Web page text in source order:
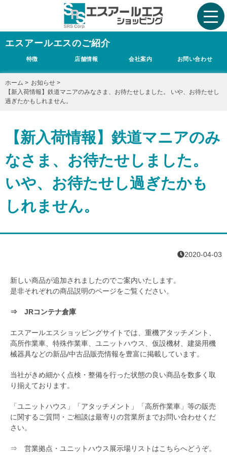
エスアールエスのご紹介
特徴 店舗情報 会社案内 お問い合わせ
ホーム > お知らせ >
【新入荷情報】鉄道マニアのみなさま、お待たせしました。 いや、お待たせし
過ぎたかもしれません。
【新入荷情報】鉄道マニアのみ
なさま、お待たせしました。
いや、お待たせし過ぎたかも
しれません。
2020-04-03
新しい商品が追加されましたのでご案内いたします。
是非それぞれの商品説明のページをご覧ください。
⇒ JRコンテナ倉庫
エスアールエスショッピングサイトでは、重機アタッチメント、
高所作業車、特殊作業車、ユニットハウス、仮設機材、建築用機
械器具などの新品/中古品販売情報を豊富に掲載しています。
当社がきめ細かく点検・整備を行った状態の良い商品を数多く取
り揃えております。
「ユニットハウス」「アタッチメント」「高所作業車」等の販売
に関するご質問・ご相談は最寄りの営業所までお問い合わせくだ
さい。
⇒ 営業拠点・ユニットハウス展示場リストはこちらへどうぞ。